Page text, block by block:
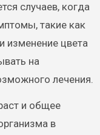
случаев, когда
такие как
изменение цвета
на
лечения.
и общее
в